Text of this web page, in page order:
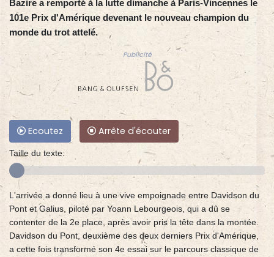
Bazire a remporté à la lutte dimanche à Paris-Vincennes le
101e Prix d'Amérique devenant le nouveau champion du
monde du trot attelé.
Publicité
Ecoutez Arrête d'écouter
Taille du texte:
L'arrivée a donné lieu à une vive empoignade entre Davidson du
Pont et Galius, piloté par Yoann Lebourgeois, qui a dû se
contenter de la 2e place, après avoir pris la tête dans la montée.
Davidson du Pont, deuxième des deux derniers Prix d'Amérique,
a cette fois transformé son 4e essai sur le parcours classique de